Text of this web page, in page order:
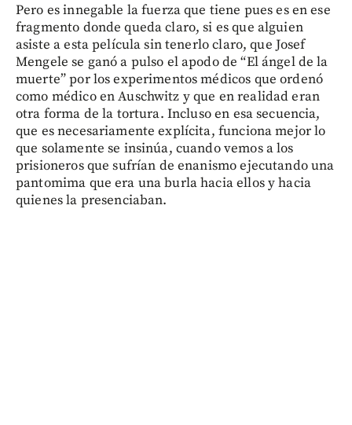
Pero es innegable la fuerza que tiene pues es en ese
fragmento donde queda claro, si es que alguien
asiste a esta película sin tenerlo claro, que Josef
Mengele se ganó a pulso el apodo de “El ángel de la
muerte” por los experimentos médicos que ordenó
como médico en Auschwitz y que en realidad eran
otra forma de la tortura. Incluso en esa secuencia,
que es necesariamente explícita, funciona mejor lo
que solamente se insinúa, cuando vemos a los
prisioneros que sufrían de enanismo ejecutando una
pantomima que era una burla hacia ellos y hacia
quienes la presenciaban.